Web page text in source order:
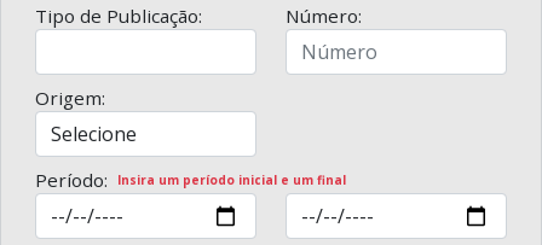
Tipo de Publicação: Número:
Origem:
Período: Insira um período inicial e um final